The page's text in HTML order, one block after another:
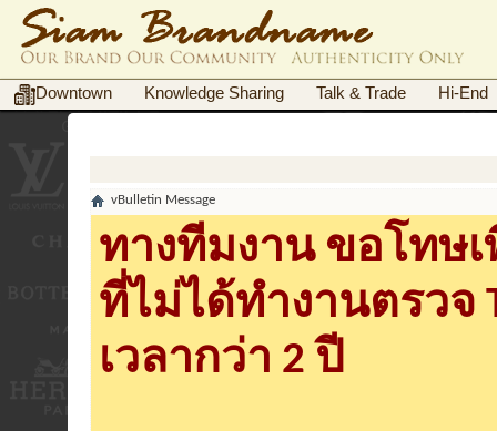
Downtown Knowledge Sharing Talk & Trade Hi-End
vBulletin Message
ทางทีมงาน ขอโทษ
ที่ไม่ได้ทำงานตรวจ
เวลากว่า 2 ปี